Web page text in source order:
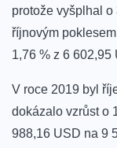
protože vyšplhal
říjnovým
1,76 % z 6
V roce 2019 byl
dokázalo vzrůst o
988,16 USD na 9